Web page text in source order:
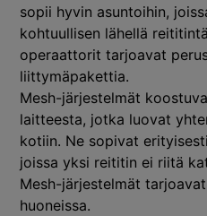
sopii hyvin asuntoihin,
kohtuullisen lähellä
operaattorit tarjoavat
liittymäpakettia.
Mesh-järjestelmät
laitteesta, jotka luovat
kotiin. Ne sopivat
joissa yksi reititin ei riitä
Mesh-järjestelmät
huoneissa.